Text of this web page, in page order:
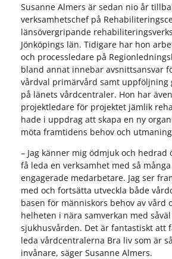
Susanne Almers är sedan nio år
verksamhetschef på
länsövergripande
Jönköpings län. Tidigare har hon
och processledare på
bland annat innebar avsnittsansvar
vårdval primärvård samt uppföljning
på länets vårdcentraler. Hon har
projektledare för projektet jämlik
hade i uppdrag att skapa en ny
möta framtidens behov och
– Jag känner mig ödmjuk och
få leda en verksamhet med så
engagerade medarbetare. Jag ser
med och fortsätta utveckla både
basen för människors behov av vård
helheten i nära samverkan med
sjukhusvården. Det är fantastiskt att
leda vårdcentralerna Bra liv som är
invånare, säger Susanne Almers.